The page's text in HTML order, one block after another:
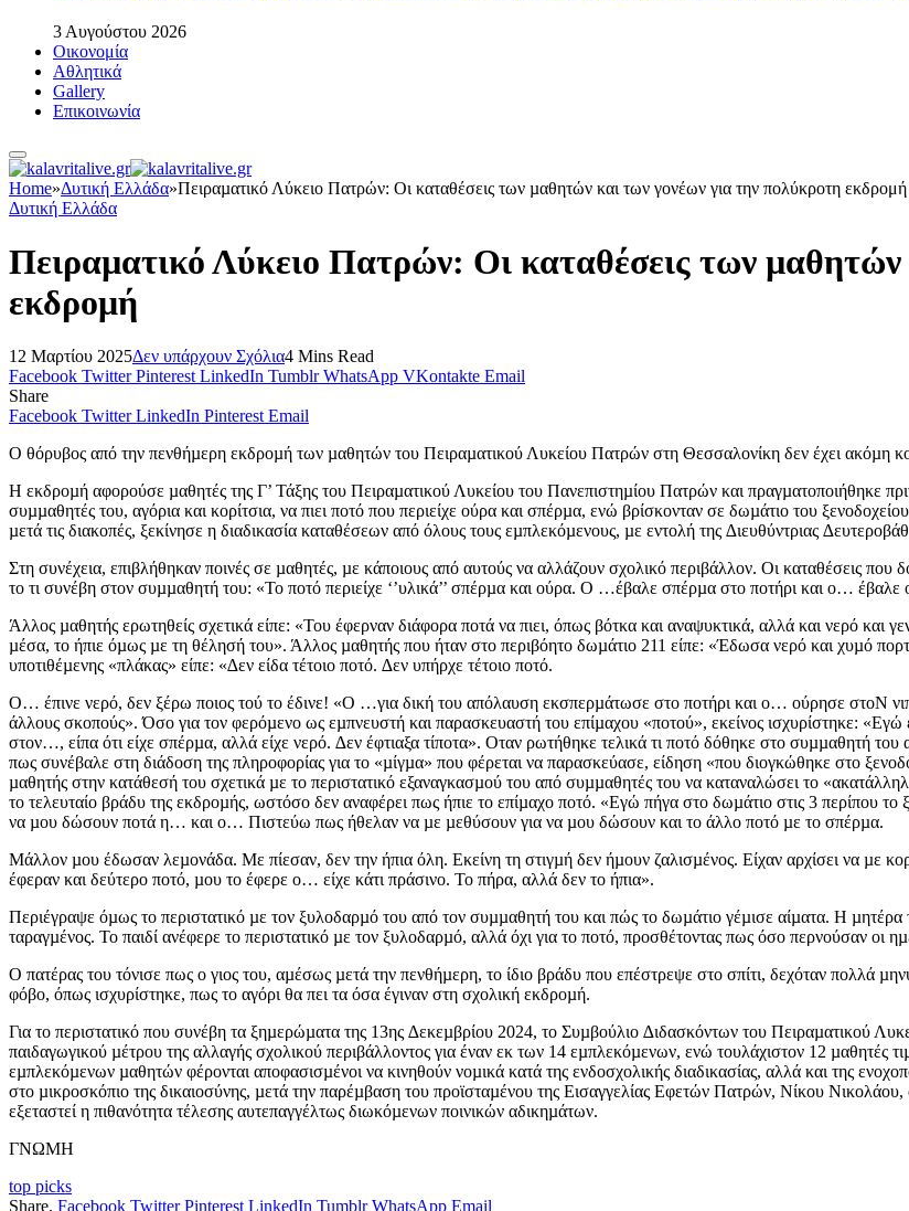
3 Αυγούστου 2026
Οικονομία
Αθλητικά
Gallery
Επικοινωνία
Home»Δυτική Ελλάδα»Πειραµατικό Λύκειο Πατρών: Οι καταθέσεις των µαθητών και των γονέων για την πολύκροτη εκδρομή
Δυτική Ελλάδα
Πειραµατικό Λύκειο Πατρών: Οι καταθέσεις των µαθητών
εκδρομή
12 Μαρτίου 2025Δεν υπάρχουν Σχόλια4 Mins Read
Facebook Twitter Pinterest LinkedIn Tumblr WhatsApp VKontakte Email
Share
Facebook Twitter LinkedIn Pinterest Email
Ο θόρυβος από την πενθήµερη εκδροµή των µαθητών του Πειραµατικού Λυκείου Πατρών στη Θεσσαλονίκη δεν έχει ακόµη
Η εκδροµή αφορούσε µαθητές της Γ’ Τάξης του Πειραµατικού Λυκείου του Πανεπιστηµίου Πατρών και πραγµατοποιήθηκε
συµµαθητές του, αγόρια και κορίτσια, να πιει ποτό που περιείχε ούρα και σπέρµα, ενώ βρίσκονταν σε δωµάτιο του
µετά τις διακοπές, ξεκίνησε η διαδικασία καταθέσεων από όλους τους εµπλεκόµενους, µε εντολή της ∆ιευθύντριας
Στη συνέχεια, επιβλήθηκαν ποινές σε µαθητές, µε κάποιους από αυτούς να αλλάζουν σχολικό περιβάλλον. Οι καταθέσεις
το τι συνέβη στον συµµαθητή του: «Το ποτό περιείχε ‘’υλικά’’ σπέρµα και ούρα. Ο …έβαλε σπέρµα στο ποτήρι και ο… έβαλε
Άλλος µαθητής ερωτηθείς σχετικά είπε: «Του έφερναν διάφορα ποτά να πιει, όπως βότκα και αναψυκτικά, αλλά και νερό και
µέσα, το ήπιε όµως µε τη θέλησή του». Άλλος µαθητής που ήταν στο περιβόητο δωµάτιο 211 είπε: «Έδωσα νερό και χυµό
υποτιθέµενης «πλάκας» είπε: «∆εν είδα τέτοιο ποτό. ∆εν υπήρχε τέτοιο ποτό.
Ο… έπινε νερό, δεν ξέρω ποιος τού το έδινε! «Ο …για δική του απόλαυση εκσπερµάτωσε στο ποτήρι και ο… ούρησε στοΝ
άλλους σκοπούς». Όσο για τον φερόµενο ως εµπνευστή και παρασκευαστή του επίµαχου «ποτού», εκείνος ισχυρίστηκε:
στον…, είπα ότι είχε σπέρµα, αλλά είχε νερό. ∆εν έφτιαξα τίποτα». Οταν ρωτήθηκε τελικά τι ποτό δόθηκε στο συµµαθητή
πως συνέβαλε στη διάδοση της πληροφορίας για το «µίγµα» που φέρεται να παρασκεύασε, είδηση «που διογκώθηκε στο
µαθητής στην κατάθεσή του σχετικά µε το περιστατικό εξαναγκασµού του από συµµαθητές του να καταναλώσει το
το τελευταίο βράδυ της εκδροµής, ωστόσο δεν αναφέρει πως ήπιε το επίµαχο ποτό. «Εγώ πήγα στο δωµάτιο στις 3
να µου δώσουν ποτά η… και ο… Πιστεύω πως ήθελαν να µε µεθύσουν για να µου δώσουν και το άλλο ποτό µε το σπέρµα.
Μάλλον µου έδωσαν λεµονάδα. Με πίεσαν, δεν την ήπια όλη. Εκείνη τη στιγµή δεν ήµουν ζαλισµένος. Είχαν αρχίσει να µε
έφεραν και δεύτερο ποτό, µου το έφερε ο… είχε κάτι πράσινο. Το πήρα, αλλά δεν το ήπια».
Περιέγραψε όµως το περιστατικό µε τον ξυλοδαρµό του από τον συµµαθητή του και πώς το δωµάτιο γέµισε αίµατα. Η
ταραγµένος. Το παιδί ανέφερε το περιστατικό µε τον ξυλοδαρµό, αλλά όχι για το ποτό, προσθέτοντας πως όσο περνούσαν οι
Ο πατέρας του τόνισε πως ο γιος του, αµέσως µετά την πενθήµερη, το ίδιο βράδυ που επέστρεψε στο σπίτι, δεχόταν πολλά
φόβο, όπως ισχυρίστηκε, πως το αγόρι θα πει τα όσα έγιναν στη σχολική εκδροµή.
Για το περιστατικό που συνέβη τα ξηµερώµατα της 13ης ∆εκεµβρίου 2024, το Συµβούλιο ∆ιδασκόντων του Πειραµατικού
παιδαγωγικού µέτρου της αλλαγής σχολικού περιβάλλοντος για έναν εκ των 14 εµπλεκόµενων, ενώ τουλάχιστον 12 µαθητές
εµπλεκόµενων µαθητών φέρονται αποφασισµένοι να κινηθούν νοµικά κατά της ενδοσχολικής διαδικασίας, αλλά και της
στο µικροσκόπιο της δικαιοσύνης, µετά την παρέµβαση του προϊσταµένου της Εισαγγελίας Εφετών Πατρών, Νίκου
εξεταστεί η πιθανότητα τέλεσης αυτεπαγγέλτως διωκόµενων ποινικών αδικηµάτων.
ΓΝΩΜΗ
top picks
Share. Facebook Twitter Pinterest LinkedIn Tumblr WhatsApp Email